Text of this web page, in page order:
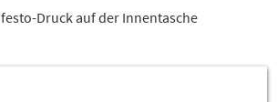
Druck auf der Innentasche